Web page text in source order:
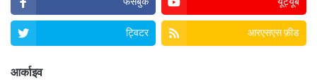
ट्विटर आरएसएस फ़ीड
आर्काइव